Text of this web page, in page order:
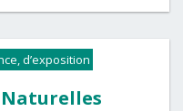
d’exposition
Naturelles